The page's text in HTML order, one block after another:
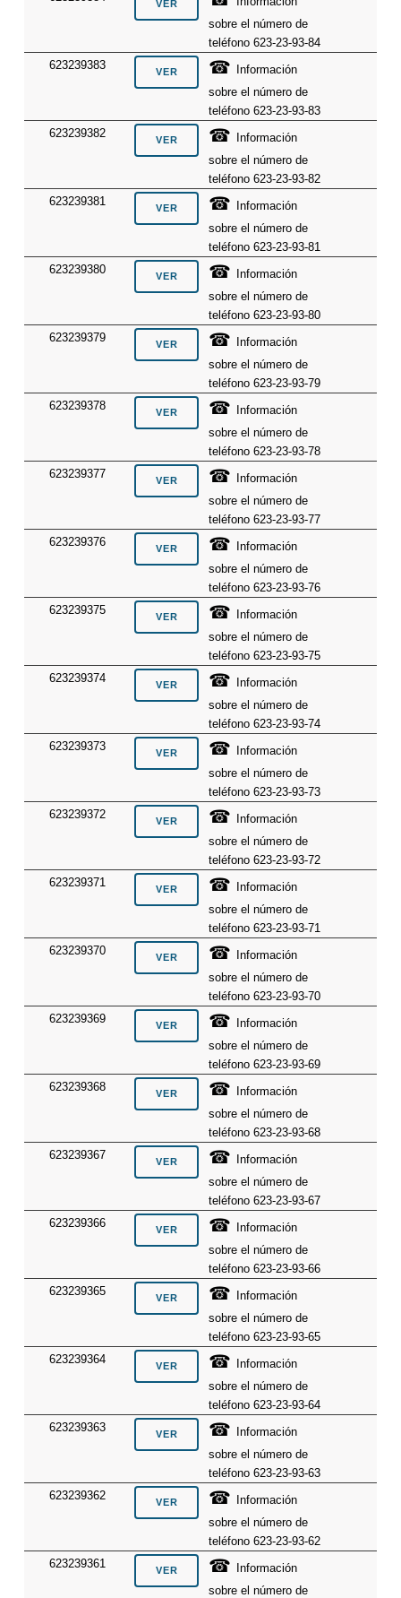
sobre el número de
teléfono 623-23-93-84
623239383
☎ Información
sobre el número de
teléfono 623-23-93-83
623239382
☎ Información
sobre el número de
teléfono 623-23-93-82
623239381
☎ Información
sobre el número de
teléfono 623-23-93-81
623239380
☎ Información
sobre el número de
teléfono 623-23-93-80
623239379
☎ Información
sobre el número de
teléfono 623-23-93-79
623239378
☎ Información
sobre el número de
teléfono 623-23-93-78
623239377
☎ Información
sobre el número de
teléfono 623-23-93-77
623239376
☎ Información
sobre el número de
teléfono 623-23-93-76
623239375
☎ Información
sobre el número de
teléfono 623-23-93-75
623239374
☎ Información
sobre el número de
teléfono 623-23-93-74
623239373
☎ Información
sobre el número de
teléfono 623-23-93-73
623239372
☎ Información
sobre el número de
teléfono 623-23-93-72
623239371
☎ Información
sobre el número de
teléfono 623-23-93-71
623239370
☎ Información
sobre el número de
teléfono 623-23-93-70
623239369
☎ Información
sobre el número de
teléfono 623-23-93-69
623239368
☎ Información
sobre el número de
teléfono 623-23-93-68
623239367
☎ Información
sobre el número de
teléfono 623-23-93-67
623239366
☎ Información
sobre el número de
teléfono 623-23-93-66
623239365
☎ Información
sobre el número de
teléfono 623-23-93-65
623239364
☎ Información
sobre el número de
teléfono 623-23-93-64
623239363
☎ Información
sobre el número de
teléfono 623-23-93-63
623239362
☎ Información
sobre el número de
teléfono 623-23-93-62
623239361
☎ Información
sobre el número de